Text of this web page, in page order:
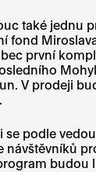
také jednu
fond
první
V prodeji
podle
budou